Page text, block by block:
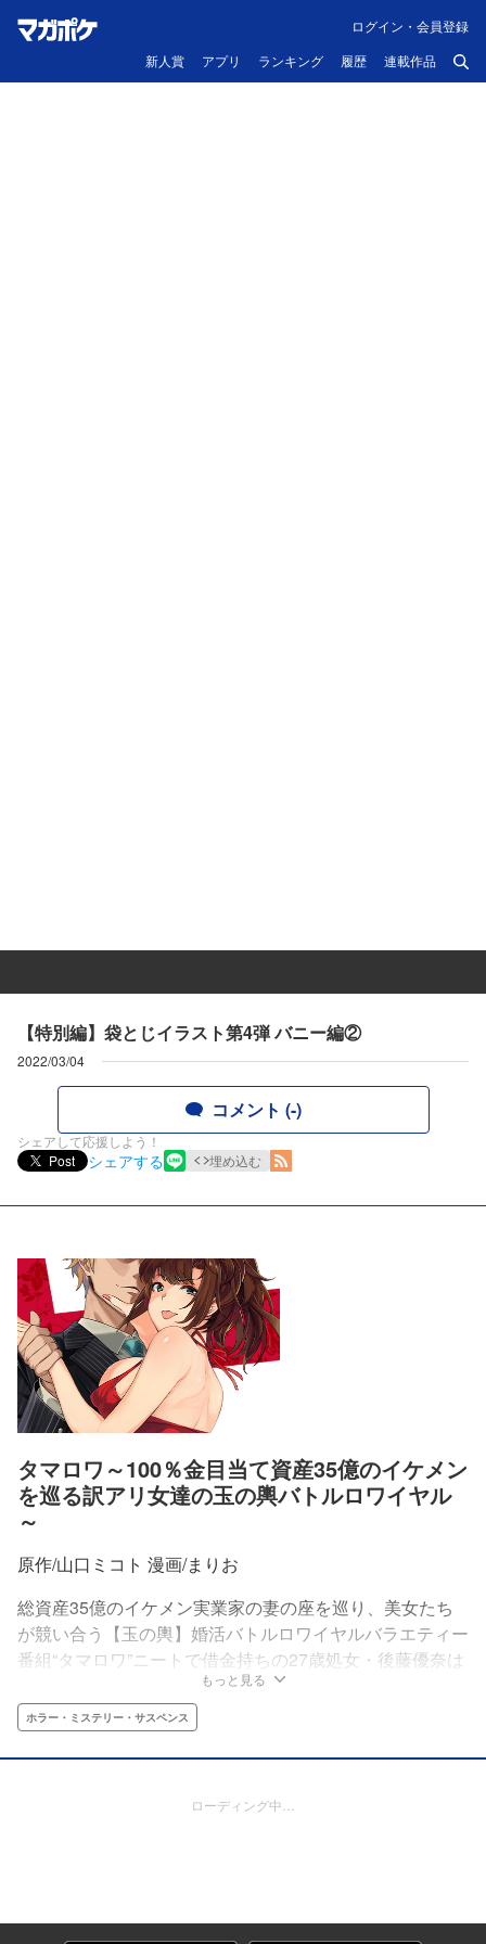
新人賞 アプリ ランキング 履歴 連載作品
ログイン・会員登録
【特別編】袋とじイラスト第4弾 バニー編②
2022/03/04
コメント (-)
シェアして応援しよう！
Post
シェアする 埋め込む
タマロワ～100％金目当て資産35億のイケメン
を巡る訳アリ女達の玉の輿バトルロワイヤル
～
原作/山口ミコト 漫画/まりお
総資産35億のイケメン実業家の妻の座を巡り、美女たち
が競い合う【玉の輿】婚活バトルロワイヤルバラエティー
番組“タマロワ”ニートで借金持ちの27歳処女・後藤優奈は
人生の一発逆転を狙いこの番組に参加するが申し込んでし
まったのは裏社会で人気の「なんでもあり」版『裏・タマ
ロワ』だった……！6人の訳アリ美女たちによるドロドロ
婚活バトル開幕!!!
もっと見る
ホラー・ミステリー・サスペンス
ローディング中…